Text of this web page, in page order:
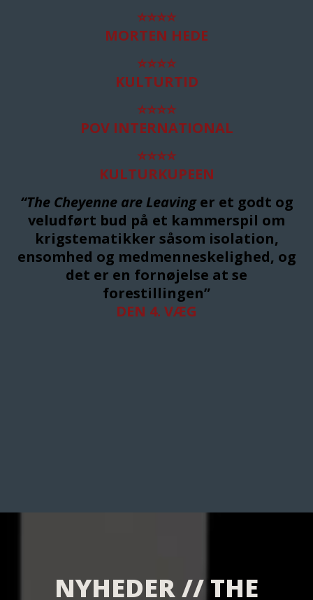
⭐⭐⭐⭐
MORTEN HEDE
⭐⭐⭐⭐
KULTURTID
⭐⭐⭐⭐
POV INTERNATIONAL
⭐⭐⭐⭐
KULTURKUPEEN
“The Cheyenne are Leavinger et godt og
veludført bud på et kammerspil om
krigstematikker såsom isolation,
ensomhed og medmenneskelighed, og
det er en fornøjelse at se
forestillingen”
DEN 4. VÆG
NYHEDER // THE